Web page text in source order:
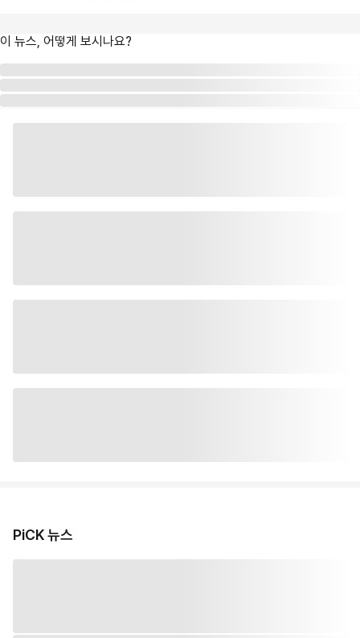
이 뉴스, 어떻게 보시나요?
PiCK 뉴스